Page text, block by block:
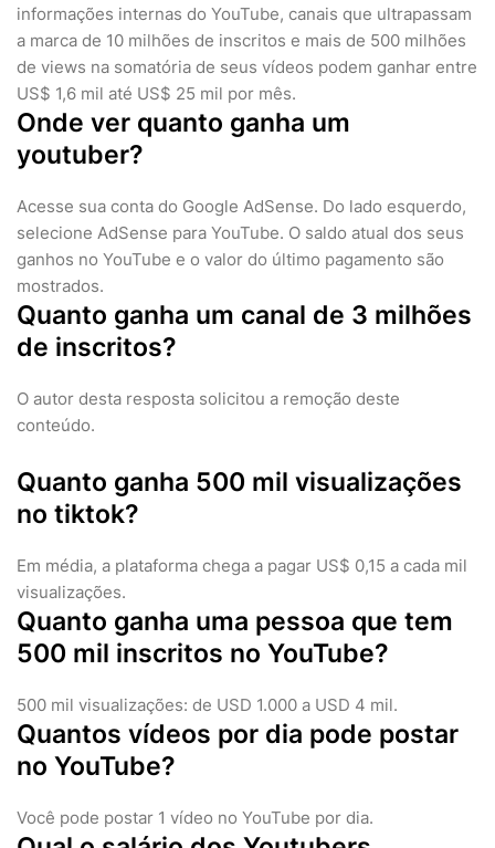
informações internas do YouTube, canais que ultrapassam
a marca de 10 milhões de inscritos e mais de 500 milhões
de views na somatória de seus vídeos podem ganhar entre
US$ 1,6 mil até US$ 25 mil por mês.
Onde ver quanto ganha um
youtuber?
Acesse sua conta do Google AdSense. Do lado esquerdo,
selecione AdSense para YouTube. O saldo atual dos seus
ganhos no YouTube e o valor do último pagamento são
mostrados.
Quanto ganha um canal de 3 milhões
de inscritos?
O autor desta resposta solicitou a remoção deste
conteúdo.
Quanto ganha 500 mil visualizações
no tiktok?
Em média, a plataforma chega a pagar US$ 0,15 a cada mil
visualizações.
Quanto ganha uma pessoa que tem
500 mil inscritos no YouTube?
500 mil visualizações: de USD 1.000 a USD 4 mil.
Quantos vídeos por dia pode postar
no YouTube?
Você pode postar 1 vídeo no YouTube por dia.